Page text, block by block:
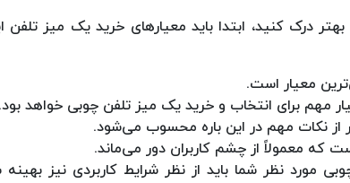
درک کنید، ابتدا باید معیارهای خرید یک میز تلفن
معیار است.
مهم برای انتخاب و خرید یک میز تلفن چوبی خواهد بود.
از نکات مهم در این باره محسوب می‌شود.
که معمولاً از چشم کاربران دور می‌ماند.
مورد نظر شما باید از نظر شرایط کاربردی نیز